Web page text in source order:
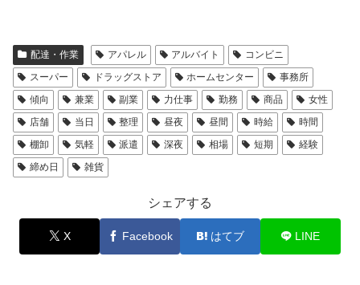
配達・作業 アパレル アルバイト
コンビニ
スーパー
ドラッグストア ホームセンター
事務所
傾向
兼業 副業 力仕事 勤務 商品
女性
店舗
当日 整理 昼夜 昼間 時給
時間
棚卸
気軽 派遣 深夜 相場 短期
経験
締め日
雑貨
シェアする
X Facebook はてブ LINE